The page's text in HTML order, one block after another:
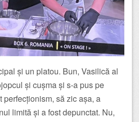
și un platou. Bun, Vasilică al
și cușma și s-a pus pe
perfecționism, să zic așa, a
limită și a fost depunctat. Nu,